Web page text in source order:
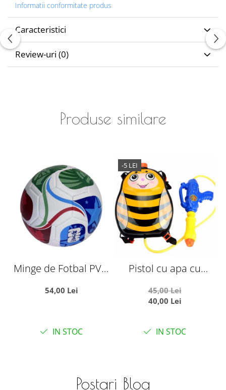
Informatii conformitate produs
Caracteristici
Review-uri (0)
Produse similare
Minge de Fotbal PVC,
Campionatul Mondial
54,00 Lei
IN STOC
-5 LEI
Pistol cu apa cu
Albinuta
45,00 Lei
40,00 Lei
IN STOC
Postari Blog